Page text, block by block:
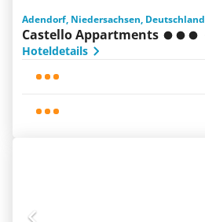
Adendorf, Niedersachsen, Deutschland
Castello Appartments
Hoteldetails